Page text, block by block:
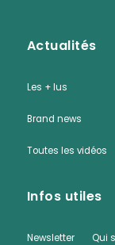
Actualités
Infos utiles
Les + lus
Brand news
Toutes les vidéos
Newsletter Qui